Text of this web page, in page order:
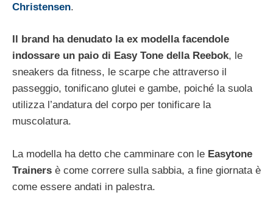
Christensen.
Il brand ha denudato la ex modella facendole
indossare un paio di Easy Tone della Reebok, le
sneakers da fitness, le scarpe che attraverso il
passeggio, tonificano glutei e gambe, poiché la suola
utilizza l’andatura del corpo per tonificare la
muscolatura.
La modella ha detto che camminare con le Easytone
Trainers è come correre sulla sabbia, a fine giornata è
come essere andati in palestra.